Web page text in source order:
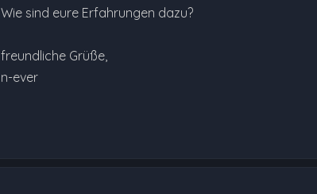
Wie sind eure Erfahrungen dazu?
freundliche Grüße,
n-ever